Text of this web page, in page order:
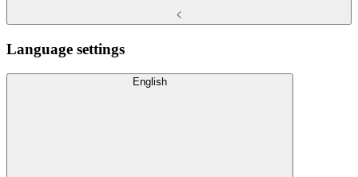
Language settings
English